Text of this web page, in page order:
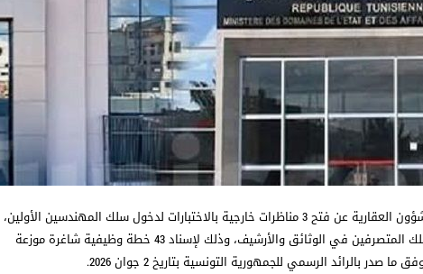
أعلنت وزارة أملاك الدولة والشؤون العقارية عن فتح 3 مناظرات خارجية بالاختبارات لدخول سلك المهندسين الأولين،
والسلك التقني المشترك وسلك المتصرفين في الوثائق والأرشيف، وذلك لإسناد 43 خطة وظيفية شاغرة موزعة
بالرائد الرسمي للجمهورية التونسية بتاريخ 2 جوان 2026.